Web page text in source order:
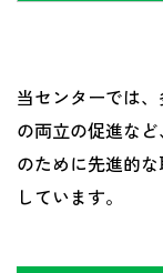
当センターでは
の両立の促進な
のために先進的
しています。